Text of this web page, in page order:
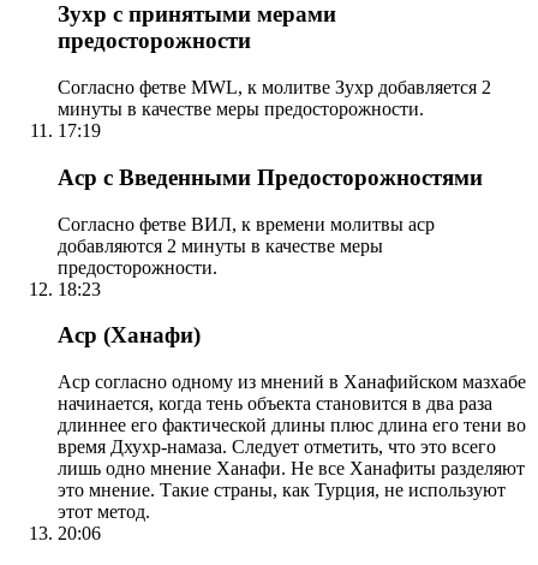
Зухр с принятыми мерами
предосторожности
Согласно фетве MWL, к молитве Зухр добавляется 2
минуты в качестве меры предосторожности.
17:19
Аср с Введенными Предосторожностями
Согласно фетве ВИЛ, к времени молитвы аср
добавляются 2 минуты в качестве меры
предосторожности.
18:23
Аср (Ханафи)
Аср согласно одному из мнений в Ханафийском мазхабе
начинается, когда тень объекта становится в два раза
длиннее его фактической длины плюс длина его тени во
время Дхухр-намаза. Следует отметить, что это всего
лишь одно мнение Ханафи. Не все Ханафиты разделяют
это мнение. Такие страны, как Турция, не используют
этот метод.
20:06